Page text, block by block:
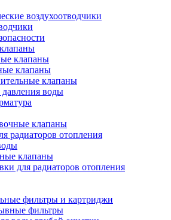
воздухоотводчики
клапаны
клапаны
клапаны
воды
клапаны
радиаторов отопления
клапаны
для радиаторов отопления
фильтры и картриджи
фильтры